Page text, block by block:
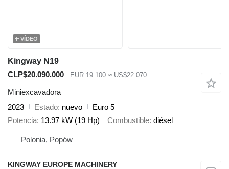
VÍDEO
Kingway N19
CLP$20.090.000
EUR 19.100 ≈ US$22.070
Miniexcavadora
2023
Estado nuevo
Euro 5
Potencia 13.97 kW (19 Hp) Combustible diésel
Polonia, Popów
KINGWAY EUROPE MACHINERY